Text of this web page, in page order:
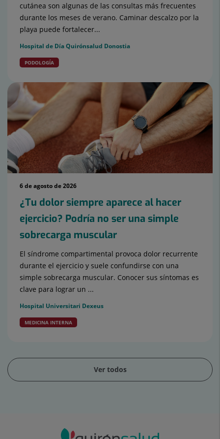
cutánea son algunas de las consultas más frecuentes
durante los meses de verano. Caminar descalzo por la
playa puede fortalecer...
Hospital de Día Quirónsalud Donostia
PODOLOGÍA
6 de agosto de 2026
¿Tu dolor siempre aparece al hacer
ejercicio? Podría no ser una simple
sobrecarga muscular
El síndrome compartimental provoca dolor recurrente
durante el ejercicio y suele confundirse con una
simple sobrecarga muscular. Conocer sus síntomas es
clave para lograr un ...
Hospital Universitari Dexeus
MEDICINA INTERNA
Ver todos